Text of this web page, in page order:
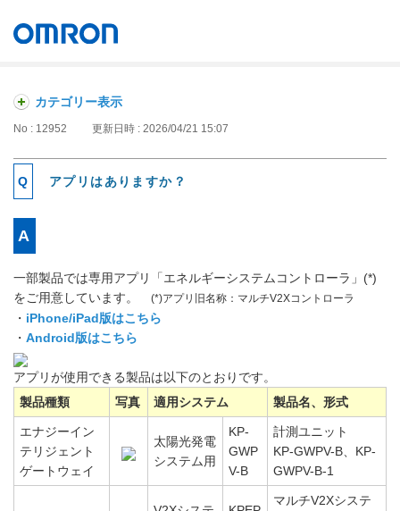
カテゴリー表示
No : 12952 更新日時 : 2026/04/21 15:07
アプリはありますか？
一部製品では専用アプリ「エネルギーシステムコントローラ」(*)
をご用意しています。 (*)アプリ旧名称：マルチV2Xコントローラ
・ iPhone/iPad版はこちら
・ Android版はこちら
アプリが使用できる製品は以下のとおりです。
製品種類
写真 適用システム 製品名、形式
エナジーイン
テリジェント
ゲートウェイ
太陽光発電
システム用
KP-
GWP
V-B
計測ユニット
KP-GWPV-B、KP-
GWPV-B-1
マルチV2Xシステ